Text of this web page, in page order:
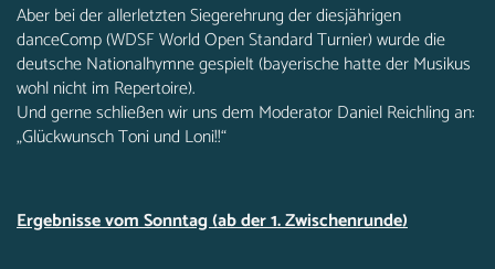
Aber bei der allerletzten Siegerehrung der diesjährigen
danceComp (WDSF World Open Standard Turnier) wurde die
deutsche Nationalhymne gespielt (bayerische hatte der Musikus
wohl nicht im Repertoire).
Und gerne schließen wir uns dem Moderator Daniel Reichling an:
„Glückwunsch Toni und Loni!!“
Ergebnisse vom Sonntag (ab der 1. Zwischenrunde)